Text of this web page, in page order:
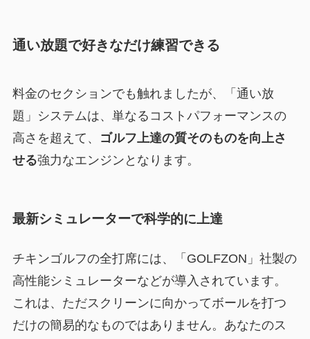
通い放題で好きなだけ練習できる
料金のセクションでも触れましたが、「通い放
題」システムは、単なるコストパフォーマンスの
高さを超えて、
ゴルフ上達の質そのものを向上さ
せる強力なエンジンとなります。
最新シミュレーターで科学的に上達
チキンゴルフの全打席には、「GOLFZON」社製の
高性能シミュレーターなどが導入されています。
これは、ただスクリーンに向かってボールを打つ
だけの簡易的なものではありません。あなたのス